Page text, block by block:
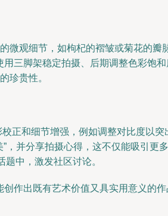
微观细节，如枸杞的褶皱或菊花的
三脚架稳定拍摄、后期调整色彩饱
珍贵性。
正和细节增强，例如调整对比度以
，并分享拍摄心得，这不仅能吸引
题中，激发社区讨论。
作出既有艺术价值又具实用意义的